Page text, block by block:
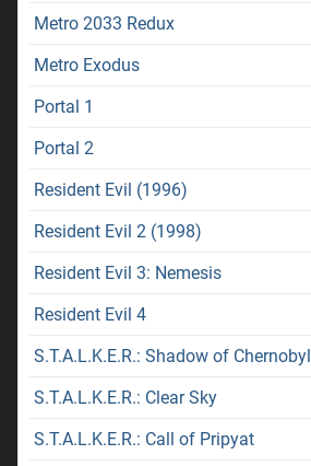
Metro 2033 Redux
Metro Exodus
Portal 1
Portal 2
Resident Evil (1996)
Resident Evil 2 (1998)
Resident Evil 3: Nemesis
Resident Evil 4
S.T.A.L.K.E.R.: Shadow of Chernobyl
S.T.A.L.K.E.R.: Clear Sky
S.T.A.L.K.E.R.: Call of Pripyat